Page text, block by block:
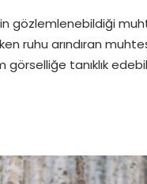
ruhu arındıran
tanıklık